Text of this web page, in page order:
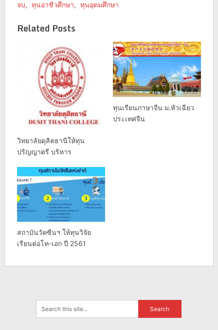
จบ, ทุนอาชีวศึกษา, ทุนอุดมศึกษา
Related Posts
วิทยาลัยดุสิตธานีให้ทุน
ปริญญาตรี บริหาร
ทุนเรียนภาษาจีน ม.หัวเฉียว
ประเทศจีน
สถาบันวัคซีนฯ ให้ทุนวิจัย
เรียนต่อโท-เอก ปี 2561